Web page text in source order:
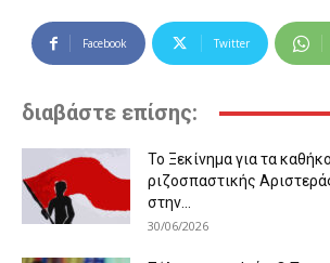
Facebook Twitter
διαβάστε επίσης:
Το Ξεκίνημα για τα
ριζοσπαστικής
στην...
30/06/2026